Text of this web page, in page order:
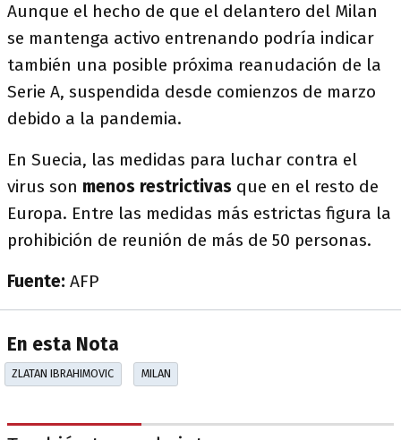
Aunque el hecho de que el delantero del Milan
se mantenga activo entrenando podría indicar
también una posible próxima reanudación de la
Serie A, suspendida desde comienzos de marzo
debido a la pandemia.
En Suecia, las medidas para luchar contra el
virus son menos restrictivas que en el resto de
Europa. Entre las medidas más estrictas figura la
prohibición de reunión de más de 50 personas.
Fuente: AFP
En esta Nota
ZLATAN IBRAHIMOVIC MILAN